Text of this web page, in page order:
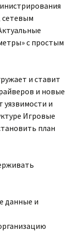
сетевым
с простым
и ставит
и новые
и
Игровые
план
данные и